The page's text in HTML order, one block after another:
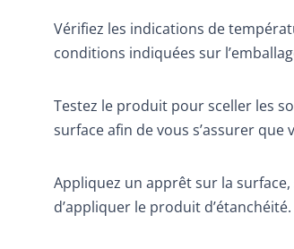
Vérifiez les indications de
conditions indiquées sur
Testez le produit pour sceller les
surface afin de vous s’assurer
Appliquez un apprêt sur la
d’appliquer le produit